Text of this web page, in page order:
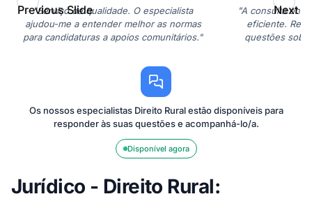
"Serviço de qualidade. O especialista
ajudou-me a entender melhor as normas
para candidaturas a apoios comunitários."
"A consulta
eficiente.
questões
Previous Slide Next
Os nossos especialistas Direito Rural estão disponíveis para
responder às suas questões e acompanhá-lo/a.
Disponível agora
Jurídico - Direito Rural: